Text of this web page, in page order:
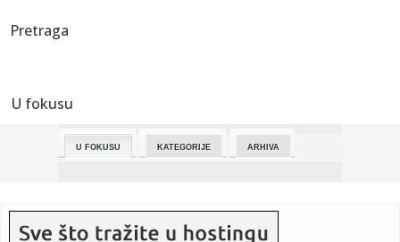
23:01:
23:01:
Monolord objavio novu pjesmu sa legendom death metala
Pretraga
U fokusu
U FOKUSU KATEGORIJE ARHIVA